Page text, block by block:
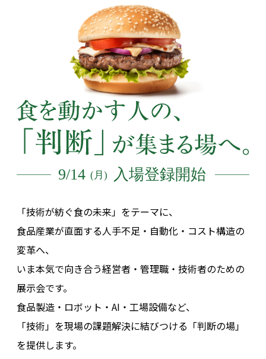
「技術が紡ぐ食の未来」をテーマに、
食品産業が直面する人手不足・自動化・コスト構造の
変革へ、
いま本気で向き合う経営者・管理職・技術者のための
展示会です。
食品製造・ロボット・AI・工場設備など、
「技術」を現場の課題解決に結びつける「判断の場」
を提供します。